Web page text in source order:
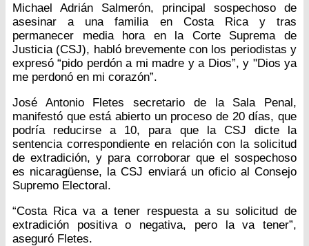
Michael Adrián Salmerón, principal sospechoso de
asesinar a una familia en Costa Rica y tras
permanecer media hora en la Corte Suprema de
Justicia (CSJ), habló brevemente con los periodistas y
expresó “pido perdón a mi madre y a Dios”, y "Dios ya
me perdonó en mi corazón”.
José Antonio Fletes secretario de la Sala Penal,
manifestó que está abierto un proceso de 20 días, que
podría reducirse a 10, para que la CSJ dicte la
sentencia correspondiente en relación con la solicitud
de extradición, y para corroborar que el sospechoso
es nicaragüense, la CSJ enviará un oficio al Consejo
Supremo Electoral.
“Costa Rica va a tener respuesta a su solicitud de
extradición positiva o negativa, pero la va tener”,
aseguró Fletes.